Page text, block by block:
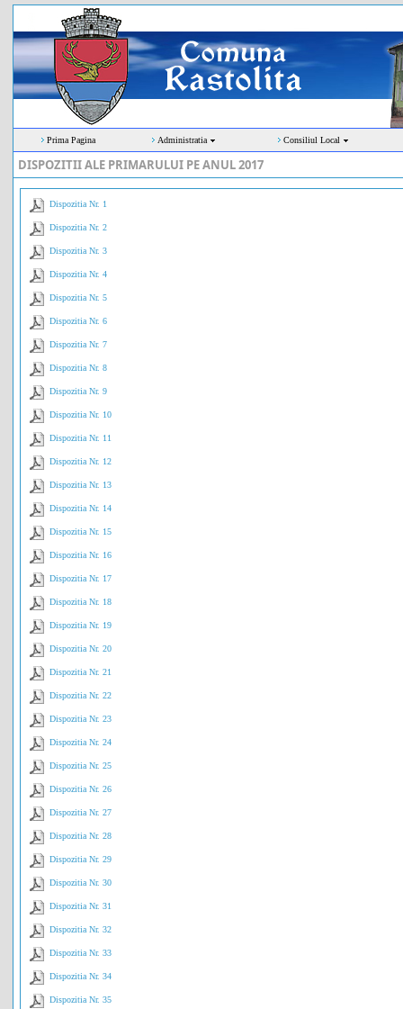
Prima Pagina Administratia Consiliul Local
DISPOZITII ALE PRIMARULUI PE ANUL 2017
Dispozitia Nr. 1
Dispozitia Nr. 2
Dispozitia Nr. 3
Dispozitia Nr. 4
Dispozitia Nr. 5
Dispozitia Nr. 6
Dispozitia Nr. 7
Dispozitia Nr. 8
Dispozitia Nr. 9
Dispozitia Nr. 10
Dispozitia Nr. 11
Dispozitia Nr. 12
Dispozitia Nr. 13
Dispozitia Nr. 14
Dispozitia Nr. 15
Dispozitia Nr. 16
Dispozitia Nr. 17
Dispozitia Nr. 18
Dispozitia Nr. 19
Dispozitia Nr. 20
Dispozitia Nr. 21
Dispozitia Nr. 22
Dispozitia Nr. 23
Dispozitia Nr. 24
Dispozitia Nr. 25
Dispozitia Nr. 26
Dispozitia Nr. 27
Dispozitia Nr. 28
Dispozitia Nr. 29
Dispozitia Nr. 30
Dispozitia Nr. 31
Dispozitia Nr. 32
Dispozitia Nr. 33
Dispozitia Nr. 34
Dispozitia Nr. 35